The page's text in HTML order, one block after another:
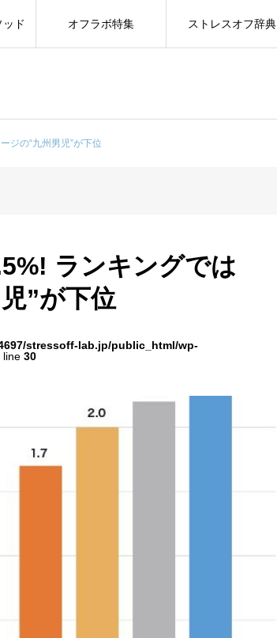
ド オフラボ特集 ストレスオフ辞典
ジの“九州男児”が下位
ランキングでは
”が下位
stressoff-lab.jp/public_html/wp-
line 30